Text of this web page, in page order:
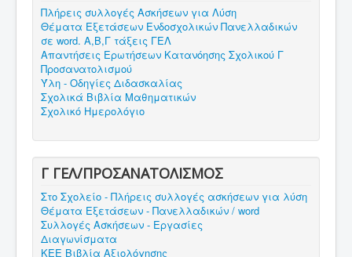
Πλήρεις συλλογές Ασκήσεων για Λύση
Θέματα Εξετάσεων Ενδοσχολικών Πανελλαδικών
σε word. Α,Β,Γ τάξεις ΓΕΛ
Απαντήσεις Ερωτήσεων Κατανόησης Σχολικού Γ
Προσανατολισμού
Ύλη - Οδηγίες Διδασκαλίας
Σχολικά Βιβλία Μαθηματικών
Σχολικό Ημερολόγιο
Γ ΓΕΛ/ΠΡΟΣΑΝΑΤΟΛΙΣΜΟΣ
Στο Σχολείο - Πλήρεις συλλογές ασκήσεων για λύση
Θέματα Εξετάσεων - Πανελλαδικών / word
Συλλογές Ασκήσεων - Εργασίες
Διαγωνίσματα
ΚΕΕ Βιβλία Αξιολόγησης